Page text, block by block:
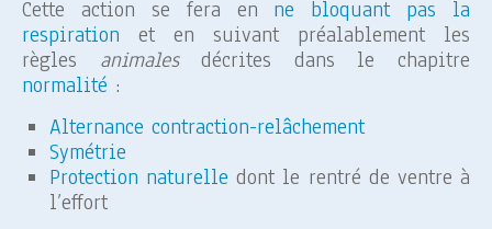
Cette action se fera en ne bloquant pas la
respiration et en suivant préalablement les
règles animalesdécrites dans le chapitre
normalité :
Alternance contraction-relâchement
Symétrie
Protection naturelle dont le rentré de ventre à
l’effort